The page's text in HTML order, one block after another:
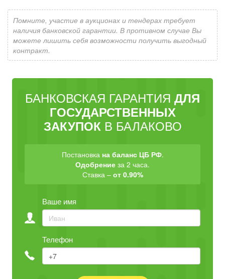
Помните, участие в аукционах и тендерах требует
наличия банковской гарантии. В противном случае Вы
можете лишить себя возможности получить выгодный
контракт.
БАНКОВСКАЯ ГАРАНТИЯ ДЛЯ
ГОСУДАРСТВЕННЫХ
ЗАКУПОКВ БАЛАКОВО
Постановка на баланс ЦБ РФ.
Одобрение за 2 часа.
Ставка – от 0.90%
Ваше имя
Телефон